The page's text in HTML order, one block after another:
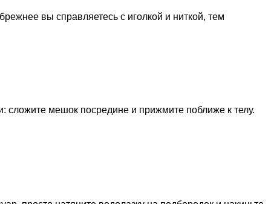
вы справляетесь с иголкой и ниткой, тем
мешок посредине и прижмите поближе к телу.